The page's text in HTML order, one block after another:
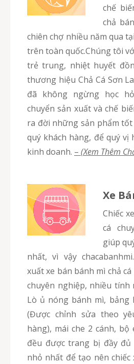
chế
chả
chiên chợ nhiều năm qua
trên toàn quốc.Chúng tôi
trẻ trung, nhiệt huyết
thương hiệu Chả Cá Sơn
đã không ngừng học
chuyển sản xuất và chế
ra đời những sản phẩm
quý khách hàng, để quý vị
kinh doanh. – (Xem Thêm
Xe
Chiếc xe bán bánh mì chả
cá
giúp
nhất, vì vậy
xuất xe bán bánh mì chả
chuyên nghiệp, nhiều tính
Lò ủ nóng bánh mì, bảng
(Được chỉnh sửa theo
hàng), mái che 2 cánh, bộ
đều được trang bị đầy
nhỏ nhất để tạo nên chiếc